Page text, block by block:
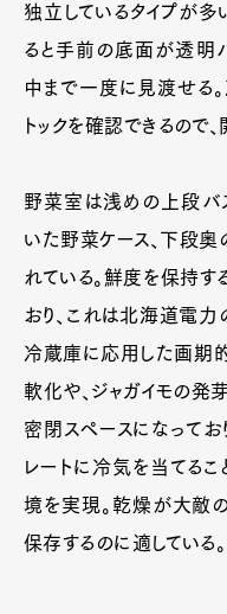
独立しているタイプが多
ると手前の底面が透明
中まで一度に見渡せる
トックを確認できるので
野菜室は浅めの上段バ
いた野菜ケース、下段奥
れている。鮮度を保持す
おり、これは北海道電
冷蔵庫に応用した画期
軟化や、ジャガイモの発
密閉スペースになって
レートに冷気を当てる
境を実現。乾燥が大敵
保存するのに適している。